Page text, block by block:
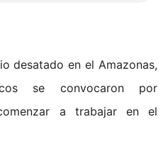
desatado en el Amazonas,
se convocaron por
a trabajar en el